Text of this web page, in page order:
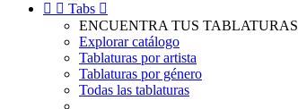
  Tabs 
ENCUENTRA TUS TABLATURAS
Explorar catálogo
Tablaturas por artista
Tablaturas por género
Todas las tablaturas